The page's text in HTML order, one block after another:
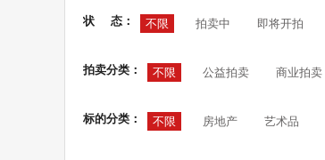
状 态： 不限 拍卖中 即将开拍
拍卖分类： 不限 公益拍卖 商业拍卖
标的分类： 不限 房地产 艺术品